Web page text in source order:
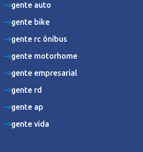
gente auto
gente bike
gente rc ônibus
gente motorhome
gente empresarial
gente rd
gente ap
gente vida